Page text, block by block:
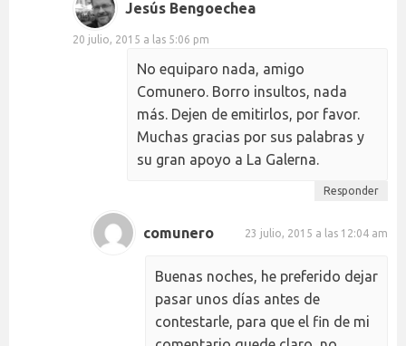
Jesús Bengoechea
20 julio, 2015 a las 5:06 pm
No equiparo nada, amigo
Comunero. Borro insultos, nada
más. Dejen de emitirlos, por favor.
Muchas gracias por sus palabras y
su gran apoyo a La Galerna.
Responder
comunero 23 julio, 2015 a las 12:04 am
Buenas noches, he preferido dejar
pasar unos días antes de
contestarle, para que el fin de mi